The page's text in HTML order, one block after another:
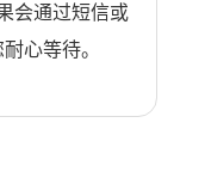
会通过短信或
心等待。